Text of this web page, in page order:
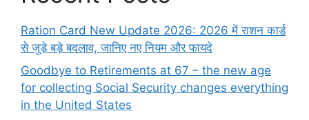
Ration Card New Update 2026: 2026 में राशन कार्ड
से जुड़े बड़े बदलाव, जानिए नए नियम और फायदे
Goodbye to Retirements at 67 – the new age
for collecting Social Security changes everything
in the United States